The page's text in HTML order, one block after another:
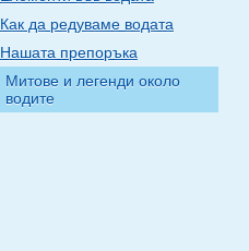
Как да редуваме водата
Нашата препоръка
Митове и легенди около
водите